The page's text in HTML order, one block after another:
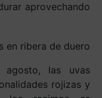
aprovechando
las uvas
rojizas y